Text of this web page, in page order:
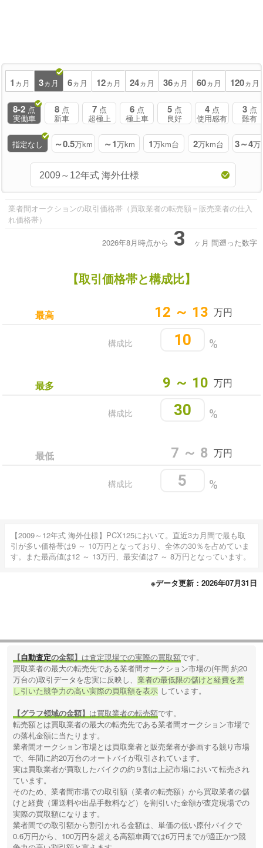
1 ヵ月 3ヵ月 6ヵ月 12ヵ月 24ヵ月 36ヵ月 60ヵ月 120ヵ月
8-2 点
実働車
8 点
新車
7 点
超極上
6 点
極上車
5 点
良好
4 点
使用感有
3 点
難有
指定なし ～0.5万km ～1万km 1万km台 2万km台 3～4万
業者間オークションの取引価格帯（買取業者の転売額＝販売業者の仕入
れ価格帯）
2026年8月時点から 3 ヶ月 間遡った数字
【取引価格帯と構成比】
最高 12 ～ 13 万円
%
10
構成比
最多 9 ～ 10 万円
%
30
構成比
最低 7 ～ 8 万円
%
5
構成比
【2009～12年式 海外仕様】PCX125において。直近3カ月間で最も取
引が多い価格帯は9 ～ 10万円となっており、全体の30％を占めていま
す。また最高値は12 ～ 13万円、最安値は7 ～ 8万円となっています。
※データ更新：2026年07月31日
【自動査定の金額】 は査定現場での実際の買取額です。
買取業者の最大の転売先である業者間オークション市場の(年間 約20
万台の)取引データを忠実に反映し、業者の最低限の儲けと経費を差
し引いた競争力の高い実際の買取額を表示 しています。
【グラフ領域の金額】 は買取業者の転売額です。
転売額とは買取業者の最大の転売先である業者間オークション市場で
の落札金額に当たります。
業者間オークション市場とは買取業者と販売業者が参画する競り市場
で、年間に約20万台のオートバイが取引されています。
実は買取業者が買取したバイクの約９割は上記市場において転売され
ています。
そのため、業者間市場での取引額（業者の転売額）から買取業者の儲
けと経費（運送料や出品手数料など）を割引いた金額が査定現場での
実際の買取額になります。
業者間での取引額から割引かれる金額は、単価の低い原付バイクで
0.6万円から、100万円を超える高額車両では6万円までが適正かつ競